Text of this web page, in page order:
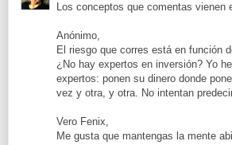
Los conceptos que comentas vienen
Anónimo,
El riesgo que corres está en función
¿No hay expertos en inversión? Yo
expertos: ponen su dinero donde
vez y otra, y otra. No intentan
Vero Fenix,
Me gusta que mantengas la mente